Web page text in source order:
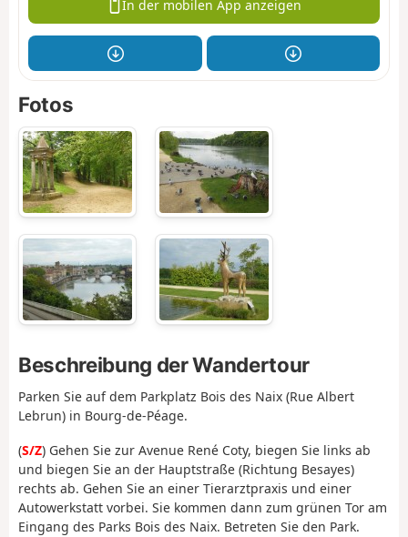
In der mobilen App anzeigen
Fotos
Beschreibung der Wandertour
Parken Sie auf dem Parkplatz Bois des Naix (Rue Albert
Lebrun) in Bourg-de-Péage.
(S/Z) Gehen Sie zur Avenue René Coty, biegen Sie links ab
und biegen Sie an der Hauptstraße (Richtung Besayes)
rechts ab. Gehen Sie an einer Tierarztpraxis und einer
Autowerkstatt vorbei. Sie kommen dann zum grünen Tor am
Eingang des Parks Bois des Naix. Betreten Sie den Park.